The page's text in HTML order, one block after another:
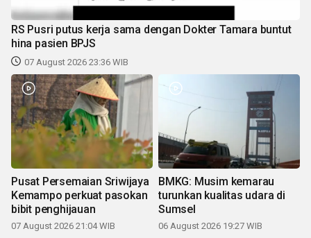
RS Pusri putus kerja sama dengan Dokter Tamara buntut
hina pasien BPJS
07 August 2026 23:36 WIB
Pusat Persemaian Sriwijaya
Kemampo perkuat pasokan
bibit penghijauan
07 August 2026 21:04 WIB
BMKG: Musim kemarau
turunkan kualitas udara di
Sumsel
06 August 2026 19:27 WIB